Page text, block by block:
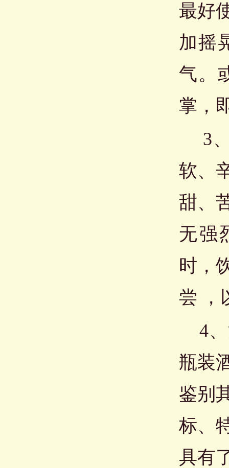
最好
加摇
气。
掌，
3、
软、
甜、
无强
时，
尝 ，
4、
瓶装
鉴别
标、
具有